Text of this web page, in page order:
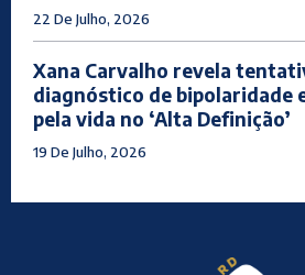
22 De Julho, 2026
Xana Carvalho revela
diagnóstico de bipolaridade
pela vida no ‘Alta Definição’
19 De Julho, 2026